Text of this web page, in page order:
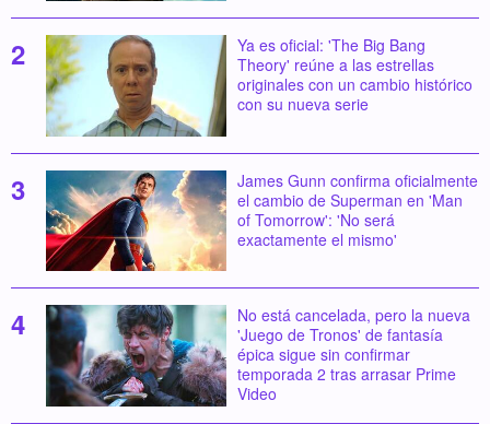
Ya es oficial: 'The Big Bang
Theory' reúne a las estrellas
originales con un cambio histórico
con su nueva serie
James Gunn confirma oficialmente
el cambio de Superman en 'Man
of Tomorrow': 'No será
exactamente el mismo'
No está cancelada, pero la nueva
'Juego de Tronos' de fantasía
épica sigue sin confirmar
temporada 2 tras arrasar Prime
Video